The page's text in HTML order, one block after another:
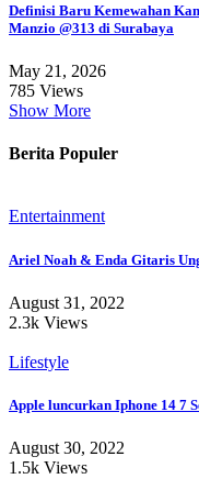
Definisi Baru Kemewahan
Manzio @313 di Surabaya
May 21, 2026
785 Views
Show More
Berita Populer
Entertainment
Ariel Noah & Enda Gitaris
August 31, 2022
2.3k Views
Lifestyle
Apple luncurkan Iphone 14 7
August 30, 2022
1.5k Views